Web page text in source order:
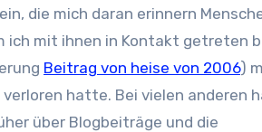
die mich daran erinnern
ich mit ihnen in Kontakt getreten
Beitrag von heise von 2006)
hatte. Bei vielen anderen
über Blogbeiträge und die